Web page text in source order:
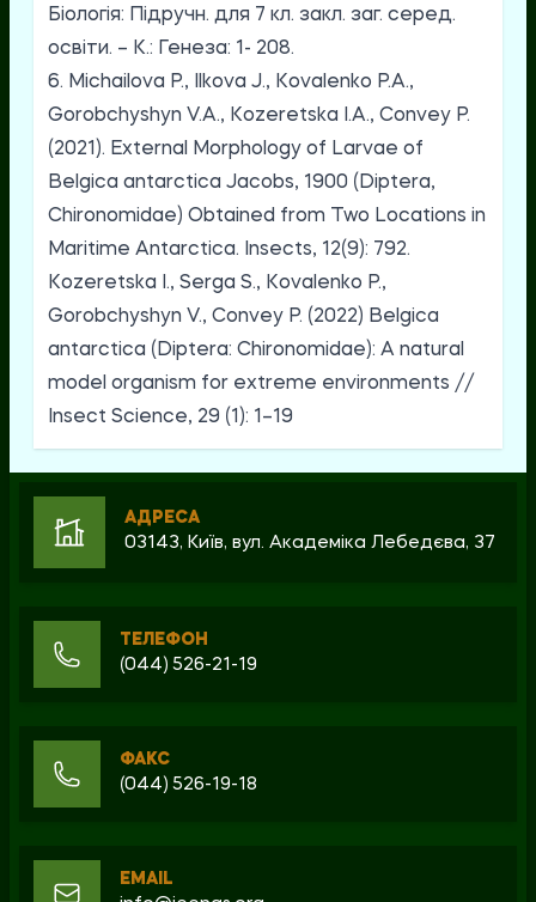
Біологія: Підручн. для 7 кл. закл. заг. серед.
освіти. – К.: Генеза: 1- 208.
6. Michailova P., Ilkova J., Kovalenko P.A.,
Gorobchyshyn V.A., Kozeretska I.A., Convey P.
(2021). External Morphology of Larvae of
Belgica antarctica Jacobs, 1900 (Diptera,
Chironomidae) Obtained from Two Locations in
Maritime Antarctica. Insects, 12(9): 792.
Kozeretska I., Serga S., Kovalenko P.,
Gorobchyshyn V., Convey P. (2022) Belgica
antarctica (Diptera: Chironomidae): A natural
model organism for extreme environments //
Insect Science, 29 (1): 1–19
АДРЕСА
03143, Київ, вул. Академіка Лебедєва, 37
ТЕЛЕФОН
(044) 526-21-19
ФАКС
(044) 526-19-18
EMAIL